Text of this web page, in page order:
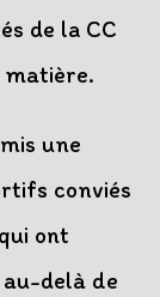
de la CC
matière.
une
conviés
ont
delà de